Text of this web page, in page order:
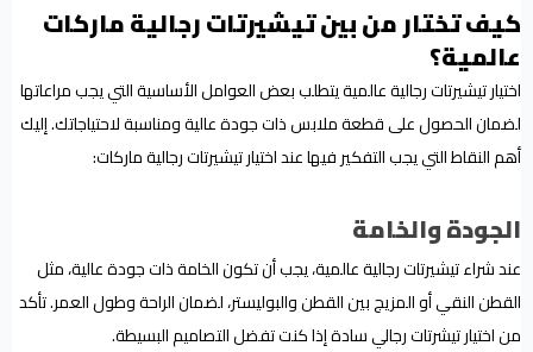
كيف تختار من بين تيشيرتات رجالية ماركات
عالمية؟
اختيار تيشيرتات رجالية عالمية يتطلب بعض العوامل الأساسية التي يجب مراعاتها
لضمان الحصول على قطعة ملابس ذات جودة عالية ومناسبة لاحتياجاتك. إليك
أهم النقاط التي يجب التفكير فيها عند اختيار تيشيرتات رجالية ماركات:
الجودة والخامة
عند شراء تيشيرتات رجالية عالمية، يجب أن تكون الخامة ذات جودة عالية، مثل
القطن النقي أو المزيج بين القطن والبوليستر، لضمان الراحة وطول العمر. تأكد
من اختيار تيشرتات رجالي سادة إذا كنت تفضل التصاميم البسيطة.